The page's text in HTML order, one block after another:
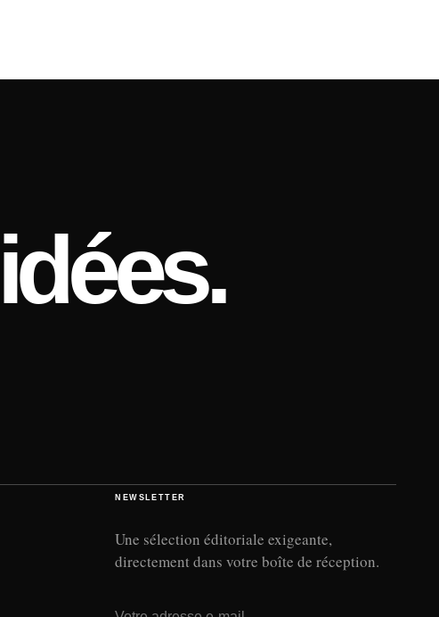
NEWSLETTER
Une sélection éditoriale exigeante,
directement dans votre boîte de réception.